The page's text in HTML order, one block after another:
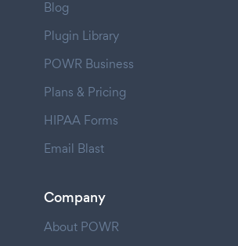
Blog
Plugin Library
POWR Business
Plans & Pricing
HIPAA Forms
Email Blast
Company
About POWR